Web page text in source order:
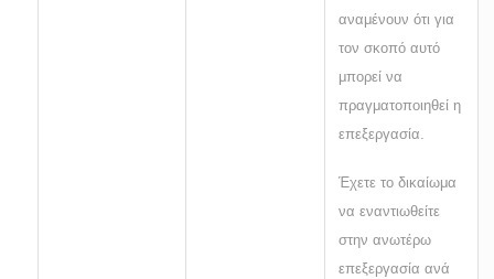
αναμένουν ότι για
τον σκοπό αυτό
μπορεί να
πραγματοποιηθεί η
επεξεργασία.
Έχετε το δικαίωμα
να εναντιωθείτε
στην ανωτέρω
επεξεργασία ανά